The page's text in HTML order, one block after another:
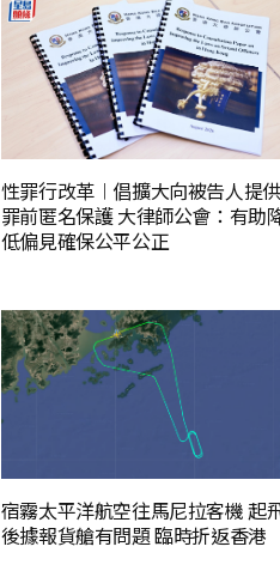
性罪行改革︱倡擴大向被告人提
罪前匿名保護 大律師公會：有助
低偏見確保公平公正
宿霧太平洋航空往馬尼拉客機 起
後據報貨艙有問題 臨時折返香港